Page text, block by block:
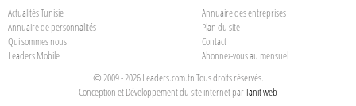
Actualités Tunisie
Annuaire des entreprises
Annuaire de personnalités
Plan du site
Qui sommes nous
Contact
Leaders Mobile
Abonnez-vous au mensuel
© 2009 - 2026 Leaders.com.tn Tous droits réservés.
Conception et Développement du site internet parTanit web